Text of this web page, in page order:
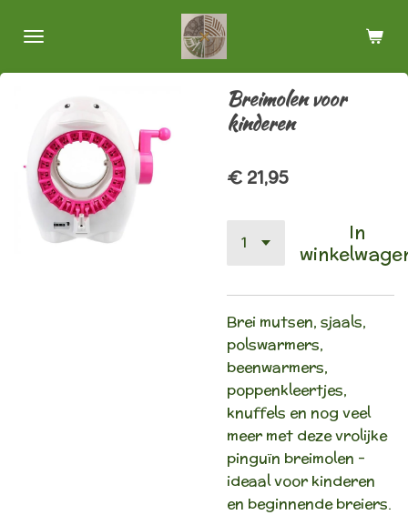
direct
hoofdinhoud
Breimolen voor
kinderen
€ 21,95
In
Brei mutsen, sjaals,
polswarmers,
beenwarmers,
poppenkleertjes,
knuffels en nog veel
meer met deze vrolijke
pinguïn breimolen -
ideaal voor kinderen
en beginnende breiers.